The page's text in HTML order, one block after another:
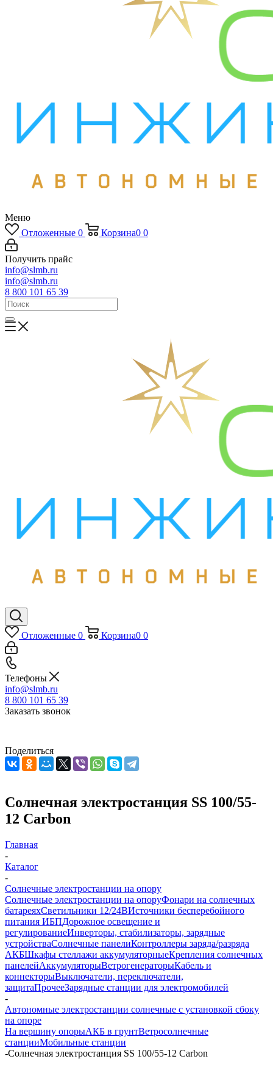
Меню
Отложенные 0 Корзина0 0
Получить прайс
info@slmb.ru
info@slmb.ru
8 800 101 65 39
Отложенные 0 Корзина0 0
Телефоны
info@slmb.ru
8 800 101 65 39
Заказать звонок
Поделиться
Солнечная электростанция SS 100/55-
12 Carbon
Главная
-
Каталог
-
Солнечные электростанции на опору
Солнечные электростанции на опоруФонари на солнечных
батареяхСветильники 12/24ВИсточники бесперебойного
питания ИБПДорожное освещение и
регулированиеИнверторы, стабилизаторы, зарядные
устройстваСолнечные панелиКонтроллеры заряда/разряда
АКБШкафы стеллажи аккумуляторныеКрепления солнечных
панелейАккумуляторыВетрогенераторыКабель и
коннекторыВыключатели, переключатели,
защитаПрочееЗарядные станции для электромобилей
-
Автономные электростанции солнечные с установкой сбоку
на опоре
На вершину опорыАКБ в грунтВетросолнечные
станцииМобильные станции
-Солнечная электростанция SS 100/55-12 Carbon